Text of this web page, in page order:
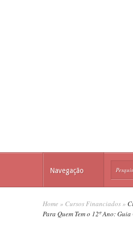
Navegação
Home » Cursos Financiados»
Para Quem Tem o 12º Ano: